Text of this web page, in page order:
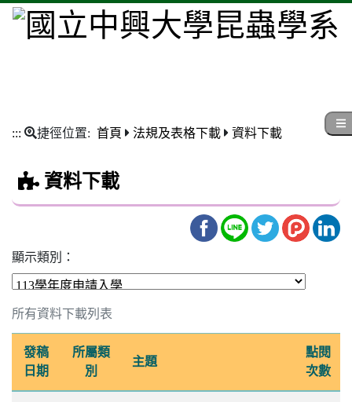
::: 捷徑位置: 首頁 法規及表格下載 資料下載
資料下載
顯示類別：
所有資料下載列表
發稿
日期
所屬類
別
主題
點閱
次數